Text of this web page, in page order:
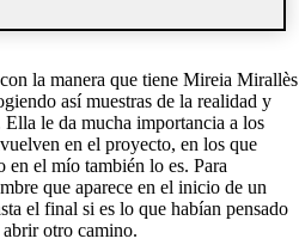
la manera que tiene Mireia Mirallès
así muestras de la realidad y
le da mucha importancia a los
en el proyecto, en los que
en el mío también lo es. Para
que aparece en el inicio de un
el final si es lo que habían pensado
abrir otro camino.